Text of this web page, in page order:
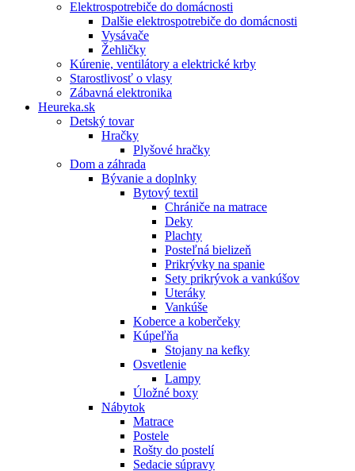
Elektrospotrebiče do domácnosti
Dalšie elektrospotrebiče do domácnosti
Vysávače
Žehličky
Kúrenie, ventilátory a elektrické krby
Starostlivosť o vlasy
Zábavná elektronika
Heureka.sk
Detský tovar
Hračky
Plyšové hračky
Dom a záhrada
Bývanie a doplnky
Bytový textil
Chrániče na matrace
Deky
Plachty
Posteľná bielizeň
Prikrývky na spanie
Sety prikrývok a vankúšov
Uteráky
Vankúše
Koberce a koberčeky
Kúpeľňa
Stojany na kefky
Osvetlenie
Lampy
Úložné boxy
Nábytok
Matrace
Postele
Rošty do postelí
Sedacie súpravy